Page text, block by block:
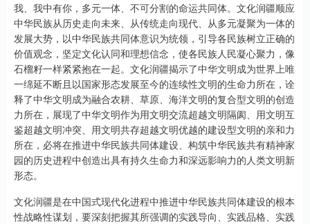
我、我中有你，多元一体、不可分割的命运共同体。文化润疆顺应
中华民族从历史走向未来、从传统走向现代、从多元凝聚为一体的
发展大势，以中华民族共同体意识为统领，引导各民族树立正确的
价值观念，坚定文化认同和理想信念，使各民族人民凝心聚力，像
石榴籽一样紧紧抱在一起。文化润疆揭示了中华文明成为世界上唯
一绵延不断且以国家形态发展至今的连续性文明的生命力所在，诠
释了中华文明成为融合农耕、草原、海洋文明的复合型文明的创造
力所在，展现了中华文明作为用文明交流超越文明隔阂、用文明互
鉴超越文明冲突、用文明共存超越文明优越的建设型文明的亲和力
所在，必将在推进中华民族共同体建设、构筑中华民族共有精神家
园的历史进程中创造出具有持久生命力和深远影响力的人类文明新
形态。
文化润疆是在中国式现代化进程中推进中华民族共同体建设的根本
性战略性谋划，要深刻把握其所强调的实践导向、实践品格、实践